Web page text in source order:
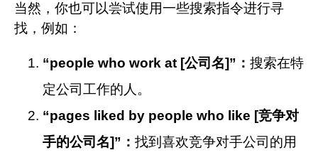
当然，你也可以尝试使用一些搜索指令进行寻
找，例如：
“people who work at [公司名]”： 搜索在特
定公司工作的人。
“pages liked by people who like [竞争对
手的公司名]”： 找到喜欢竞争对手公司的用